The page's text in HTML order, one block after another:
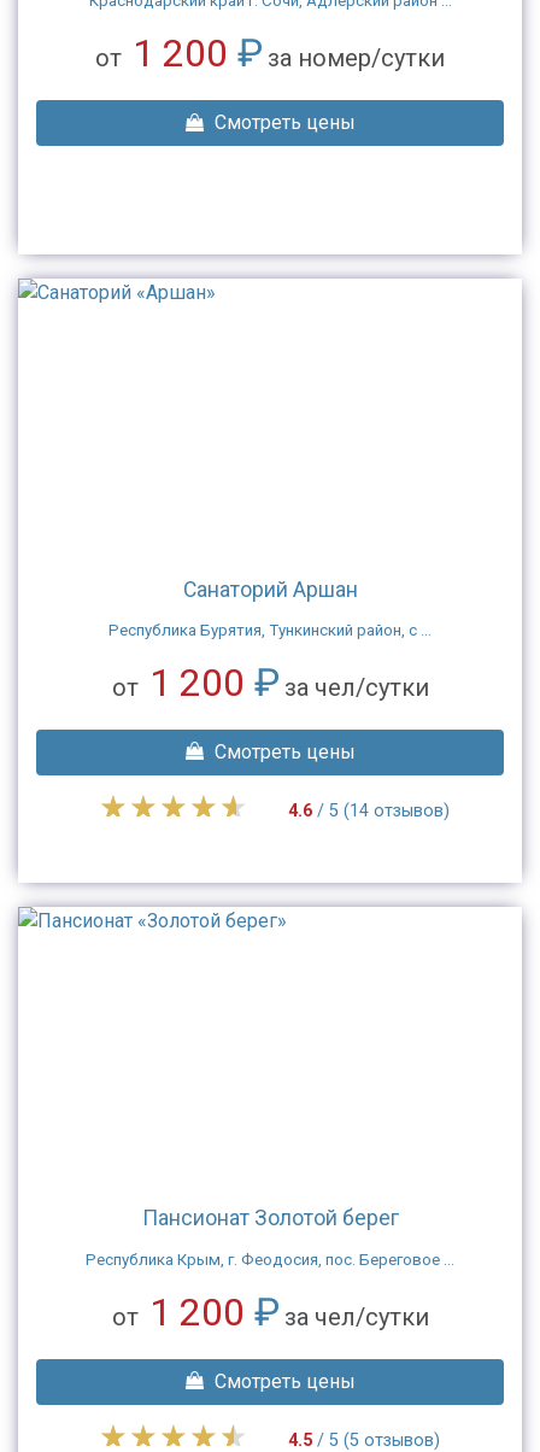
от 1 200 ₽ за номер/сутки
Смотреть цены
Санаторий Аршан
Республика Бурятия, Тункинский район, с ...
от 1 200 ₽ за чел/сутки
Смотреть цены
4.6/ 5 (14 отзывов)
Пансионат Золотой берег
Республика Крым, г. Феодосия, пос. Береговое ...
от 1 200 ₽ за чел/сутки
Смотреть цены
4.5/ 5 (5 отзывов)